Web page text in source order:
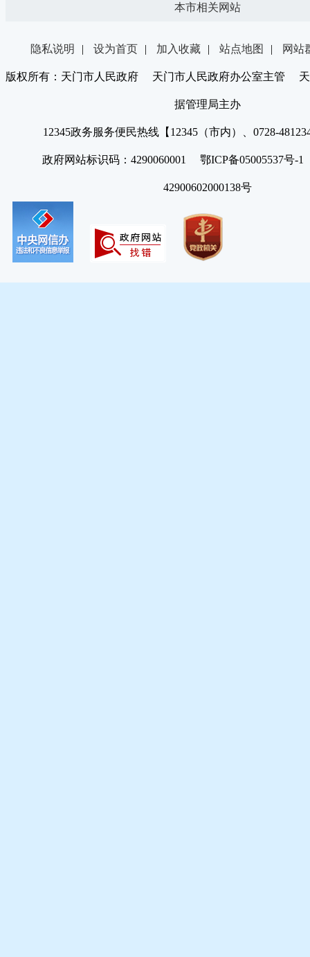
本市相关网站
隐私说明 | 设为首页 | 加入收藏 | 站点地图 | 网站
版权所有：天门市人民政府 天门市人民政府办公室主管 天
据管理局主办
12345政务服务便民热线【12345（市内）、0728-
政府网站标识码：4290060001 鄂ICP备05005537号
42900602000138号